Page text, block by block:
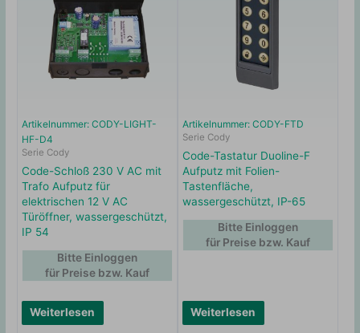
Artikelnummer: CODY-LIGHT-
HF-D4
Serie Cody
Code-Schloß 230 V AC mit
Trafo Aufputz für
elektrischen 12 V AC
Türöffner, wassergeschützt,
IP 54
Weiterlesen
Bitte Einloggen
für Preise bzw. Kauf
Artikelnummer: CODY-FTD
Serie Cody
Code-Tastatur Duoline-F
Aufputz mit Folien-
Tastenfläche,
wassergeschützt, IP-65
Weiterlesen
Bitte Einloggen
für Preise bzw. Kauf